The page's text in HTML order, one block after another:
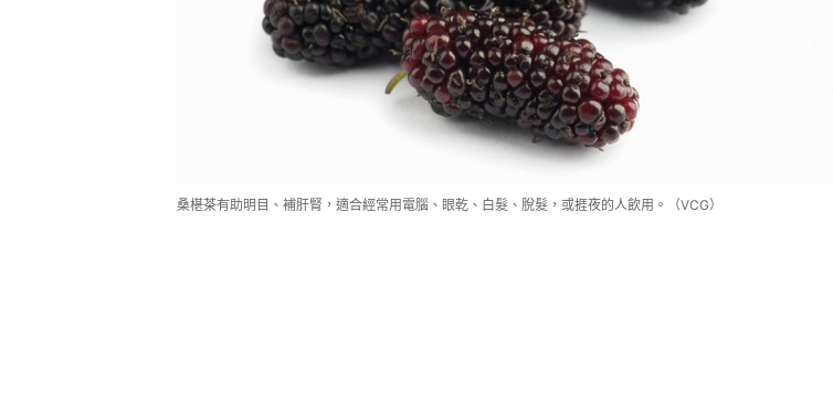
桑椹茶有助明目、補肝腎，適合經常用電腦、眼乾、白髮、脫髮，或捱夜的人飲用。（VCG）